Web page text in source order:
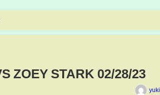
ZOEY STARK 02/28/23